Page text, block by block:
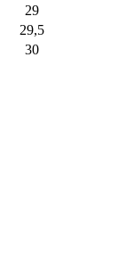
29
29,5
30